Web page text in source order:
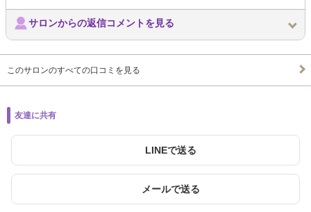
サロンからの返信コメントを見る
このサロンのすべての口コミを見る
友達に共有
LINEで送る
メールで送る